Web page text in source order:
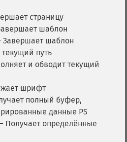
страницу
шаблон
шаблон
путь
и обводит текущий
шрифт
полный буфер,
данные PS
Получает определённые